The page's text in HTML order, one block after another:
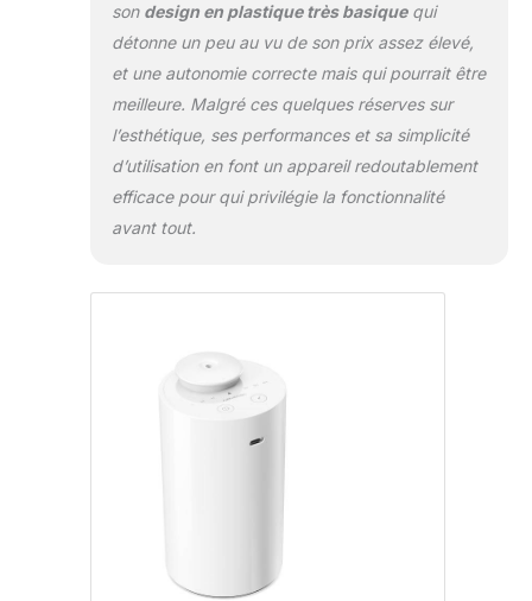
voyage en voiture avec une
atmosphère parfumée, car elle
s'adapte à la plupart des cendreuses
de voitures Option verte. Éliminant le
sans eau Scenta Basic est conçu pour
être durable. Contrairement aux
diffuseurs d’odeurs à ultrasons
traditionnels, vous n’avez plus à
à conserver cette précieuse ressource
son design en plastique très basiquequi
détonne un peu au vu de son prix assez élevé,
et une autonomie correcte mais qui pourrait être
meilleure. Malgré ces quelques réserves sur
l’esthétique, ses performances et sa simplicité
d’utilisation en font un appareil redoutablement
efficace pour qui privilégie la fonctionnalité
avant tout.